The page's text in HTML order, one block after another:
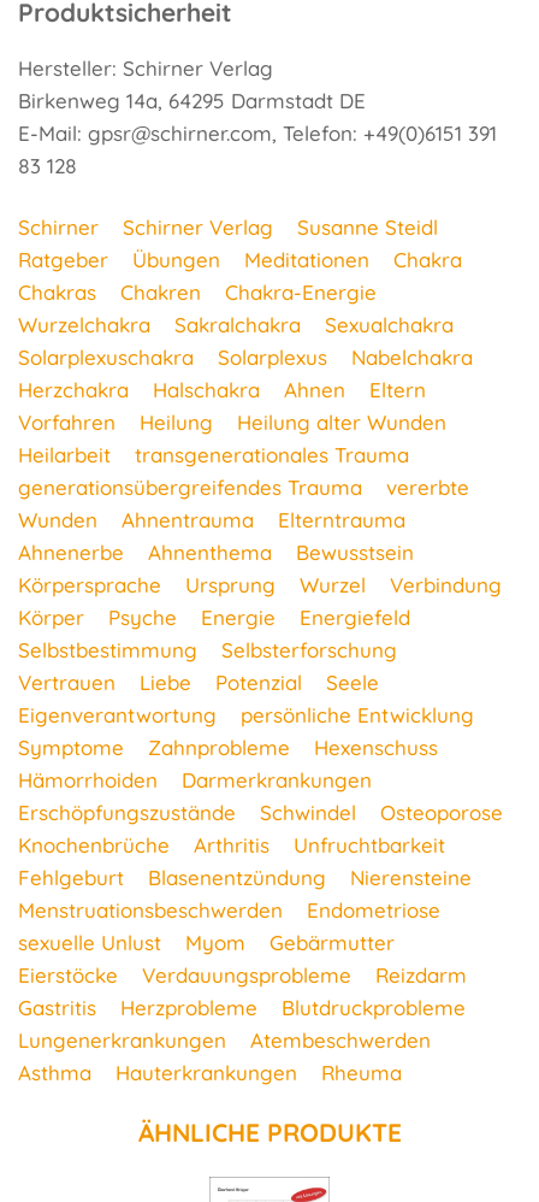
Produktsicherheit
Hersteller: Schirner Verlag
Birkenweg 14a, 64295 Darmstadt DE
E-Mail: gpsr@schirner.com, Telefon: +49(0)6151 391
83 128
Schirner Schirner Verlag
Susanne Steidl
Ratgeber
Übungen Meditationen
Chakra
Chakras
Chakren
Chakra-Energie
Wurzelchakra
Sakralchakra
Sexualchakra
Solarplexuschakra
Solarplexus
Nabelchakra
Herzchakra
Halschakra Ahnen
Eltern
Vorfahren
Heilung
Heilung alter Wunden
Heilarbeit
transgenerationales Trauma
generationsübergreifendes Trauma
vererbte
Wunden
Ahnentrauma
Elterntrauma
Ahnenerbe
Ahnenthema
Bewusstsein
Körpersprache
Ursprung Wurzel
Verbindung
Körper
Psyche Energie
Energiefeld
Selbstbestimmung
Selbsterforschung
Vertrauen
Liebe Potenzial
Seele
Eigenverantwortung
persönliche Entwicklung
Symptome
Zahnprobleme
Hexenschuss
Hämorrhoiden
Darmerkrankungen
Erschöpfungszustände
Schwindel
Osteoporose
Knochenbrüche
Arthritis
Unfruchtbarkeit
Fehlgeburt
Blasenentzündung
Nierensteine
Menstruationsbeschwerden
Endometriose
sexuelle Unlust
Myom
Gebärmutter
Eierstöcke
Verdauungsprobleme
Reizdarm
Gastritis
Herzprobleme
Blutdruckprobleme
Lungenerkrankungen
Atembeschwerden
Asthma
Hauterkrankungen Rheuma
ÄHNLICHE PRODUKTE